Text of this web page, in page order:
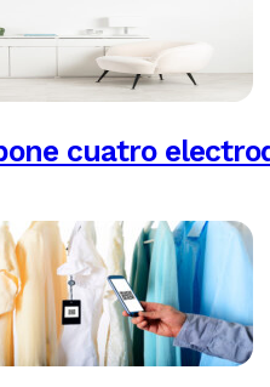
cuatro